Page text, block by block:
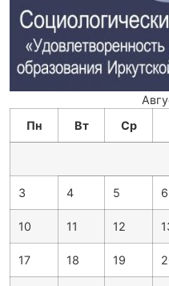
Пн
Вт Ср
3 4 5 6
10 11 12
17 18 19